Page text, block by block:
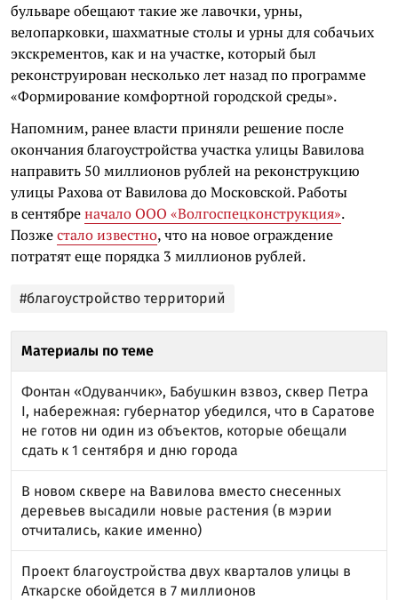
бульваре обещают такие же лавочки, урны,
велопарковки, шахматные столы и урны для собачьих
экскрементов, как и на участке, который был
реконструирован несколько лет назад по программе
«Формирование комфортной городской среды».
Напомним, ранее власти приняли решение после
окончания благоустройства участка улицы Вавилова
направить 50 миллионов рублей на реконструкцию
улицы Рахова от Вавилова до Московской. Работы
в сентябреначало ООО «Волгоспецконструкция».
Позжестало известно, что на новое ограждение
потратят еще порядка 3 миллионов рублей.
#благоустройство территорий
Материалы по теме
Фонтан «Одуванчик», Бабушкин взвоз, сквер Петра
I, набережная: губернатор убедился, что в Саратове
не готов ни один из объектов, которые обещали
сдать к 1 сентября и дню города
В новом сквере на Вавилова вместо снесенных
деревьев высадили новые растения (в мэрии
отчитались, какие именно)
Проект благоустройства двух кварталов улицы в
Аткарске обойдется в 7 миллионов